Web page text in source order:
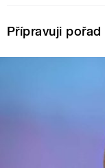
Přípravuji pořad